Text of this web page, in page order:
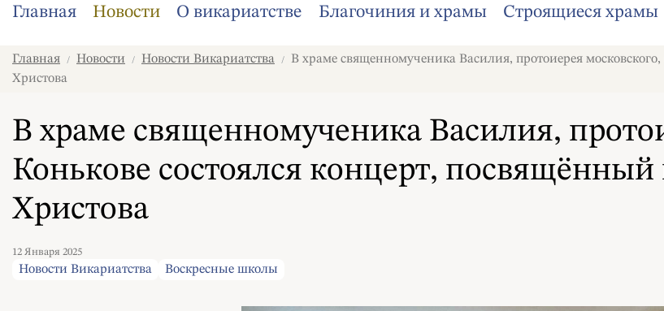
Главная Новости О викариатстве Благочиния и храмы Строящиеся храмы
Главная / Новости / Новости Викариатства /
В храме священномученика Василия, протоиерея
Христова
В храме священномученика Василия,
Конькове состоялся концерт, посвящённый
Христова
12 Января 2025
Новости Викариатства Воскресные школы